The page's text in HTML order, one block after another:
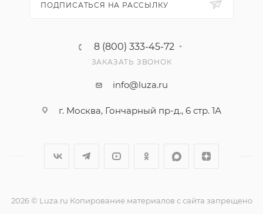
ПОДПИСАТЬСЯ НА РАССЫЛКУ
8 (800) 333-45-72
ЗАКАЗАТЬ ЗВОНОК
info@luza.ru
г. Москва, Гончарный пр-д., 6 стр. 1А
2026 © Luza.ru Копирование материалов с сайта запрещено